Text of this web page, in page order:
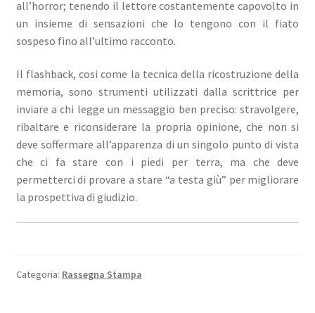
all’horror; tenendo il lettore costantemente capovolto in
un insieme di sensazioni che lo tengono con il fiato
sospeso fino all’ultimo racconto.
Il flashback, cosi come la tecnica della ricostruzione della
memoria, sono strumenti utilizzati dalla scrittrice per
inviare a chi legge un messaggio ben preciso: stravolgere,
ribaltare e riconsiderare la propria opinione, che non si
deve soffermare all’apparenza di un singolo punto di vista
che ci fa stare con i piedi per terra, ma che deve
permetterci di provare a stare “a testa giù” per migliorare
la prospettiva di giudizio.
Categoria: Rassegna Stampa